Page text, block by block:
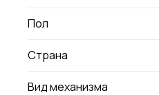
Пол
Страна
Вид механизма